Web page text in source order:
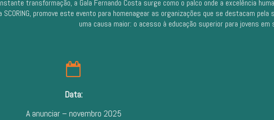
transformação, a Gala Fernando Costa surge como o palco onde a excelência
SCORING, promove este evento para homenagear as organizações que se destacam
uma causa maior: o acesso à educação superior para jovens em
Data:
A anunciar – novembro 2025